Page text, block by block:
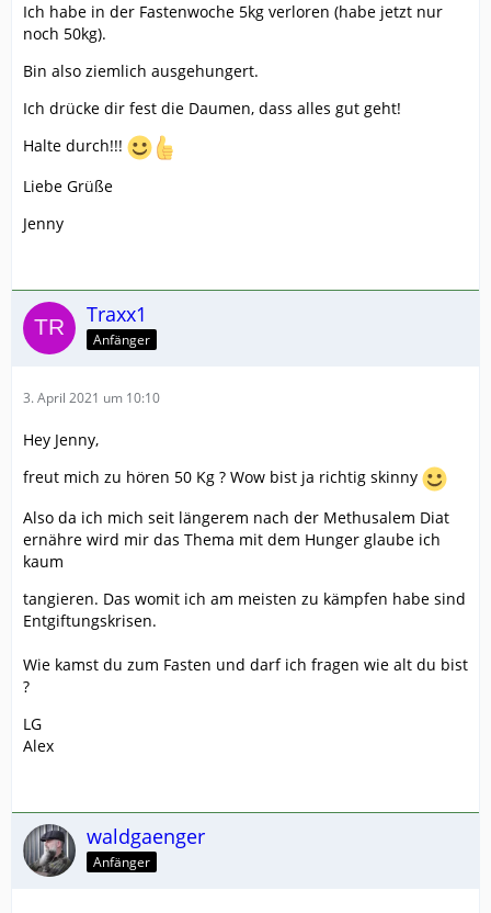
Ich habe in der Fastenwoche 5kg verloren (habe jetzt nur
noch 50kg).
Bin also ziemlich ausgehungert.
Ich drücke dir fest die Daumen, dass alles gut geht!
Halte durch!!!
Liebe Grüße
Jenny
Traxx1
Anfänger
3. April 2021 um 10:10
Hey Jenny,
freut mich zu hören 50 Kg ? Wow bist ja richtig skinny
Also da ich mich seit längerem nach der Methusalem Diat
ernähre wird mir das Thema mit dem Hunger glaube ich
kaum
tangieren. Das womit ich am meisten zu kämpfen habe sind
Entgiftungskrisen.
Wie kamst du zum Fasten und darf ich fragen wie alt du bist
?
LG
Alex
waldgaenger
Anfänger